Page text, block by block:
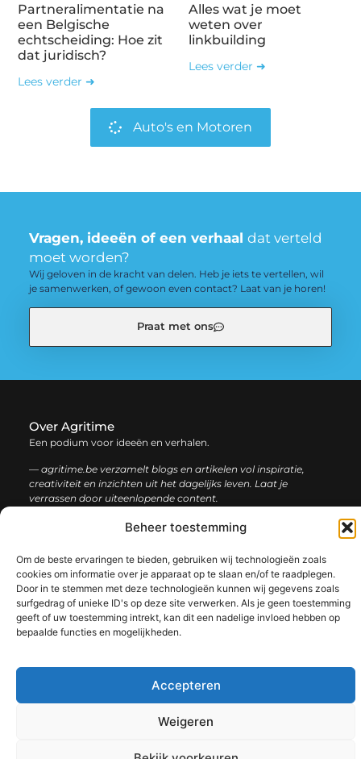
Beheer toestemming
Om de beste ervaringen te bieden, gebruiken wij technologieën zoals
cookies om informatie over je apparaat op te slaan en/of te raadplegen.
Door in te stemmen met deze technologieën kunnen wij gegevens zoals
surfgedrag of unieke ID's op deze site verwerken. Als je geen toestemming
geeft of uw toestemming intrekt, kan dit een nadelige invloed hebben op
bepaalde functies en mogelijkheden.
Accepteren
Weigeren
Partneralimentatie na
een Belgische
echtscheiding: Hoe zit
dat juridisch?
Lees verder ➜
Alles wat je moet
weten over
linkbuilding
Lees verder ➜
Auto's en Motoren
Vragen, ideeën of een verhaal dat verteld
moet worden?
Wij geloven in de kracht van delen. Heb je iets te vertellen, wil
je samenwerken, of gewoon even contact? Laat van je horen!
Praat met ons
Over Agritime
Een podium voor ideeën en verhalen.
— agritime.be verzamelt blogs en artikelen vol inspiratie,
creativiteit en inzichten uit het dagelijks leven. Laat je
verrassen door uiteenlopende content.
informatie